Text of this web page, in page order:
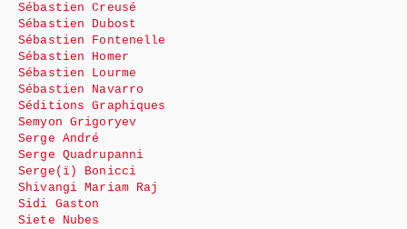
Sébastien Creusé
Sébastien Dubost
Sébastien Fontenelle
Sébastien Homer
Sébastien Lourme
Sébastien Navarro
Séditions Graphiques
Semyon Grigoryev
Serge André
Serge Quadrupanni
Serge(ï) Bonicci
Shivangi Mariam Raj
Sidi Gaston
Siete Nubes